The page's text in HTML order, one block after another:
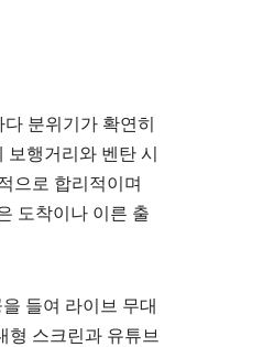
분위기가 확연히
행거리와 벤탄 시
으로 합리적이며
도착이나 이른 출
들여 라이브 무대
형 스크린과 유튜브